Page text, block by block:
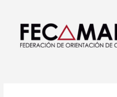
contenido